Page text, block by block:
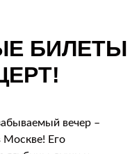
БИЛЕТЫ
вечер –
Москве! Его